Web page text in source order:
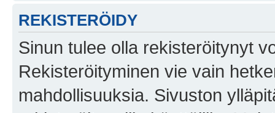
REKISTERÖIDY
Sinun tulee olla rekisteröitynyt
Rekisteröityminen vie vain
mahdollisuuksia. Sivuston